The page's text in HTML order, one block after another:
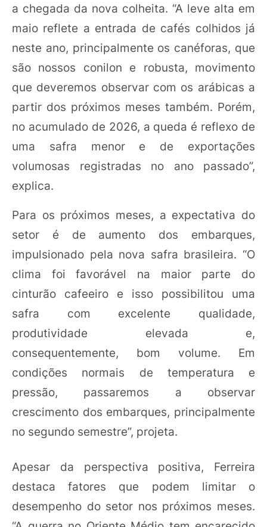
a chegada da nova colheita. “A leve alta em
maio reflete a entrada de cafés colhidos já
neste ano, principalmente os canéforas, que
são nossos conilon e robusta, movimento
que deveremos observar com os arábicas a
partir dos próximos meses também. Porém,
no acumulado de 2026, a queda é reflexo de
uma safra menor e de exportações
volumosas registradas no ano passado”,
explica.
Para os próximos meses, a expectativa do
setor é de aumento dos embarques,
impulsionado pela nova safra brasileira. “O
clima foi favorável na maior parte do
cinturão cafeeiro e isso possibilitou uma
safra com excelente qualidade,
produtividade elevada e,
consequentemente, bom volume. Em
condições normais de temperatura e
pressão, passaremos a observar
crescimento dos embarques, principalmente
no segundo semestre”, projeta.
Apesar da perspectiva positiva, Ferreira
destaca fatores que podem limitar o
desempenho do setor nos próximos meses.